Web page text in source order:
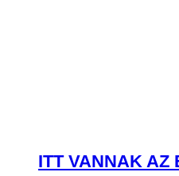
ITT VANNAK AZ